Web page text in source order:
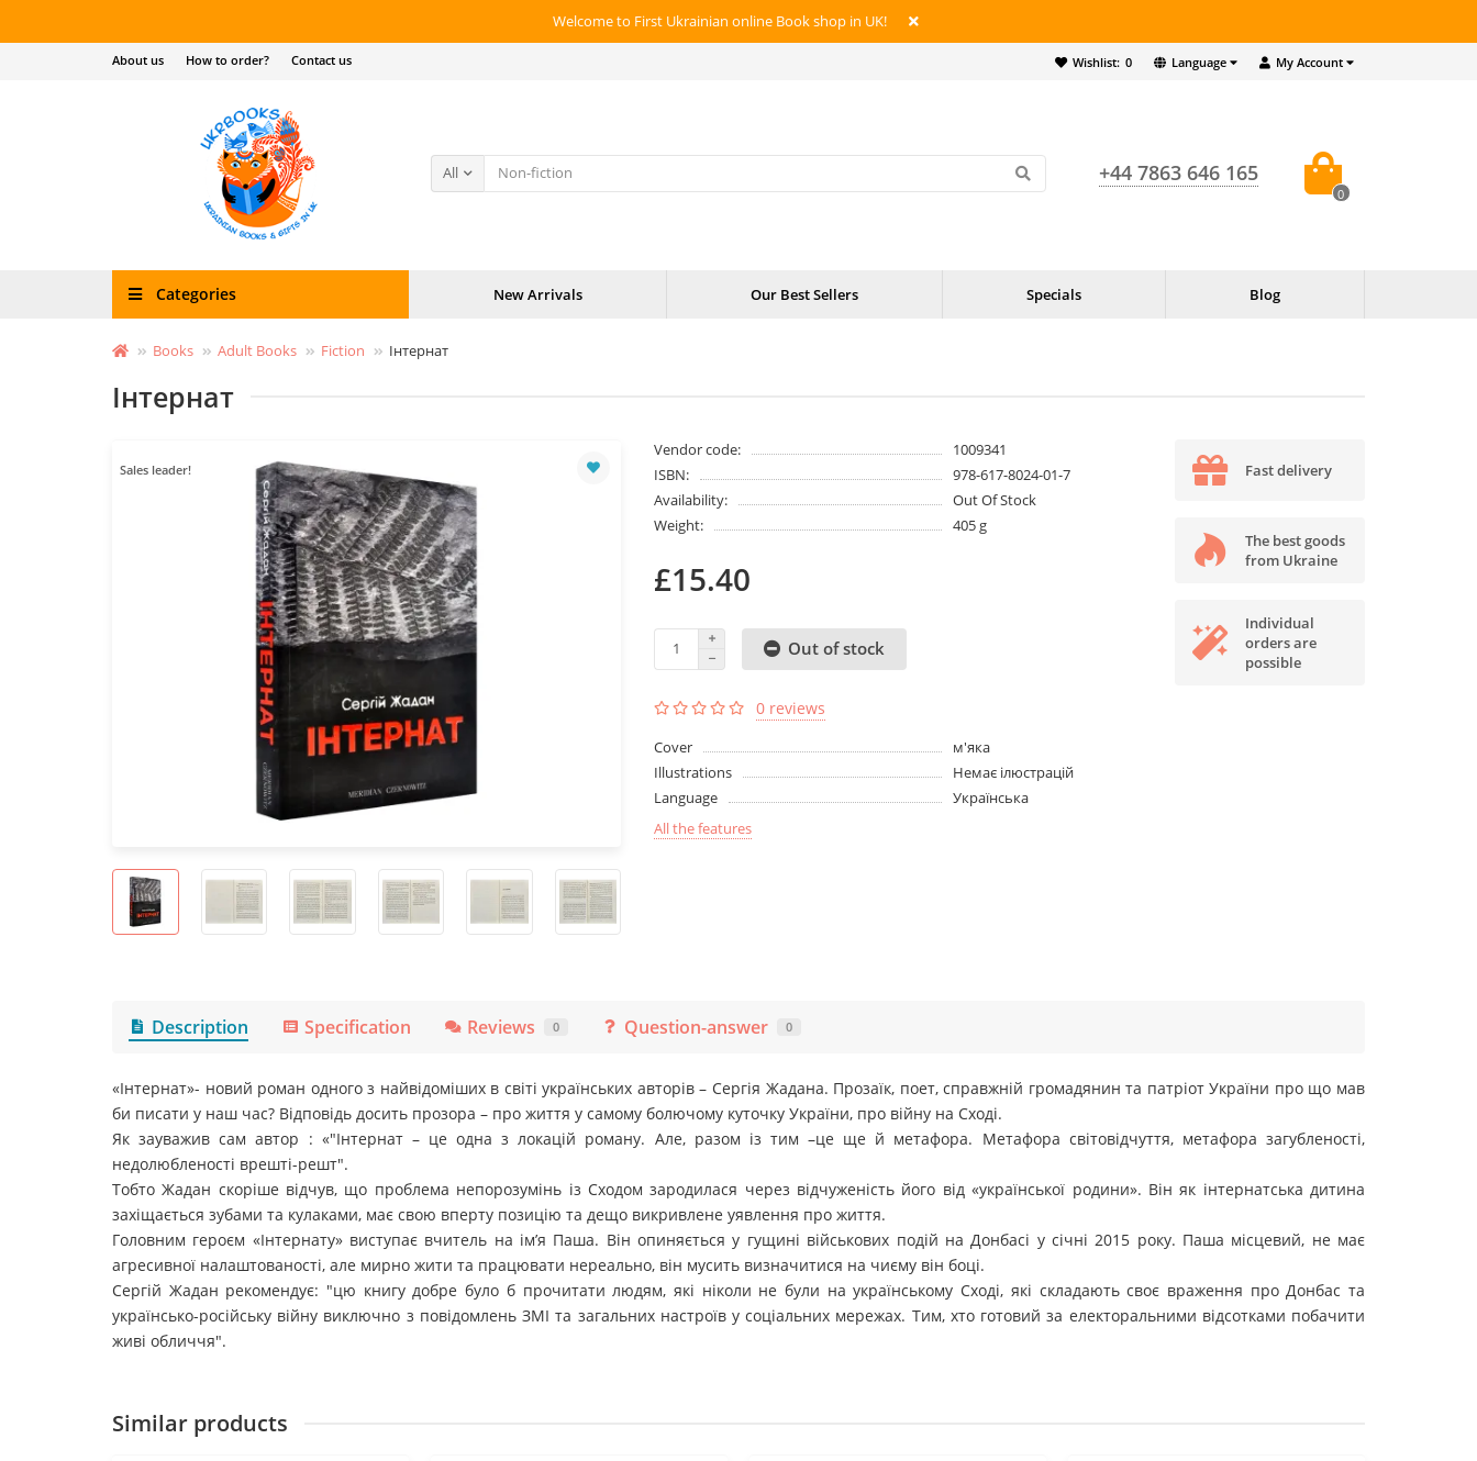
Welcome to First Ukrainian online Book shop in UK!
My Account
Language
Wishlist: 0
About us How to order? Contact us
All +44 7863 646 165
0
Categories New Arrivals Our Best Sellers Specials Blog
Books Adult Books Fiction Інтернат
Інтернат
Sales leader!
Vendor code:
1009341
ISBN:
978-617-8024-01-7
Availability:
Out Of Stock
Weight:
405 g
£15.40
Out of stock
0 reviews
Cover
м'яка
Illustrations
Немає ілюстрацій
Language
Українська
All the features
Fast delivery
The best goods
from Ukraine
Individual
orders are
possible
Description Specification Reviews 0 Question-answer 0
«Інтернат»- новий роман одного з найвідоміших в світі українських авторів – Сергія Жадана. Прозаїк, поет, справжній громадянин та патріот України про що мав
би писати у наш час? Відповідь досить прозора – про життя у самому болючому куточку України, про війну на Сході.
Як зауважив сам автор : «"Інтернат – це одна з локацій роману. Але, разом із тим –це ще й метафора. Метафора світовідчуття, метафора загубленості,
недолюбленості врешті-решт".
Тобто Жадан скоріше відчув, що проблема непорозумінь із Сходом зародилася через відчуженість його від «української родини». Він як інтернатська дитина
захіщається зубами та кулаками, має свою вперту позицію та дещо викривлене уявлення про життя.
Головним героєм «Інтернату» виступає вчитель на ім’я Паша. Він опиняється у гущині військових подій на Донбасі у січні 2015 року. Паша місцевий, не має
агресивної налаштованості, але мирно жити та працювати нереально, він мусить визначитися на чиєму він боці.
Сергій Жадан рекомендує: "цю книгу добре було б прочитати людям, які ніколи не були на українському Сході, які складають своє враження про Донбас та
українсько-російську війну виключно з повідомлень ЗМІ та загальних настроїв у соціальних мережах. Тим, хто готовий за електоральними відсотками побачити
живі обличчя".
Similar products